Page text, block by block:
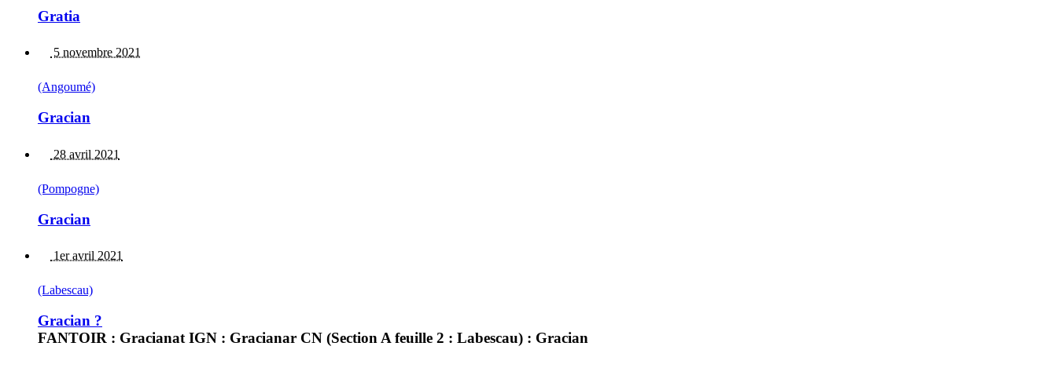
Gratia
5 novembre 2021
(Angoumé)
Gracian
28 avril 2021
(Pompogne)
Gracian
1er avril 2021
(Labescau)
Gracian ?
FANTOIR : Gracianat IGN : Gracianar CN (Section A feuille 2 : Labescau) : Gracian